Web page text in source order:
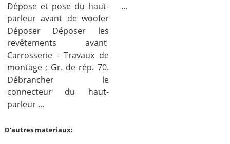
Dépose et pose du haut-
parleur avant de woofer
Déposer Déposer les
revêtements avant
Carrosserie - Travaux de
montage ; Gr. de rép. 70.
Débrancher le
connecteur du haut-
parleur ...
...
D'autres materiaux: